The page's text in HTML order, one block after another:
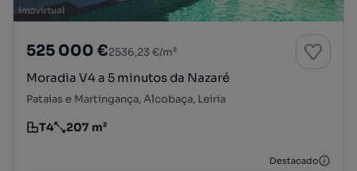
525 000 €2536,23 €/m²
Moradia V4 a 5 minutos da Nazaré
Pataias e Martingança, Alcobaça, Leiria
Tipologia
T4
Preço por metro quadrado
207 m²
Destacado